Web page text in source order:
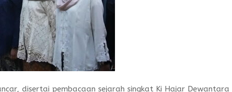
disertai pembacaan sejarah singkat Ki Hajar Dewantara